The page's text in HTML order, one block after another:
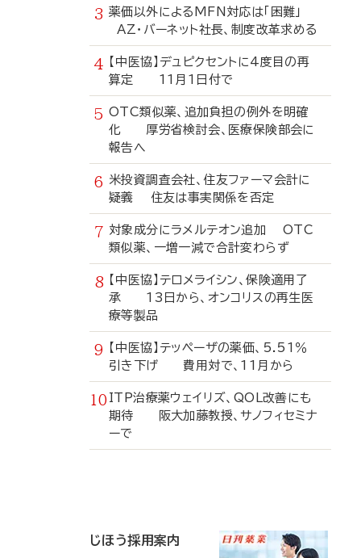
薬価以外によるMFN対応は「困難」
AZ・バーネット社長、制度改革求める
【中医協】デュピクセントに4度目の再
算定 11月1日付で
OTC類似薬、追加負担の例外を明確
化 厚労省検討会、医療保険部会に
報告へ
米投資調査会社、住友ファーマ会計に
疑義 住友は事実関係を否定
対象成分にラメルテオン追加 OTC
類似薬、一増一減で合計変わらず
【中医協】テロメライシン、保険適用了
承 13日から、オンコリスの再生医
療等製品
【中医協】テッペーザの薬価、5.51％
引き下げ 費用対で、11月から
ITP治療薬ウェイリズ、QOL改善にも
期待 阪大加藤教授、サノフィセミナ
ーで
じほう採用案内